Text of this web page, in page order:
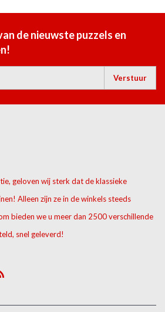
de nieuwste puzzels en
Verstuur
geloven wij sterk dat de klassieke
Alleen zijn ze in de winkels steeds
bieden we u meer dan 2500 verschillende
snel geleverd!